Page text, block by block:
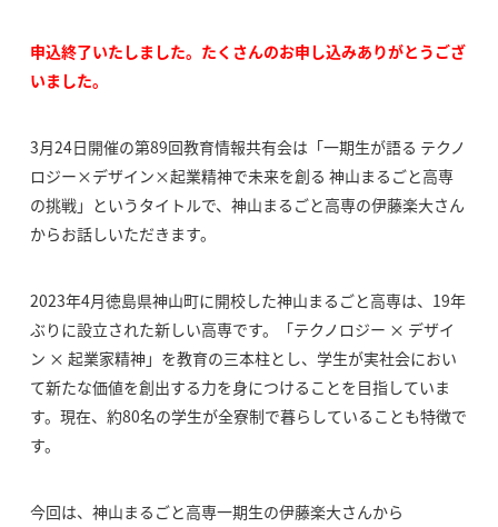
申込終了いたしました。たくさんのお申し込みありがとうござ
いました。
3月24日開催の第89回教育情報共有会は「一期生が語る テクノ
ロジー×デザイン×起業精神で未来を創る 神山まるごと高専
の挑戦」というタイトルで、神山まるごと高専の伊藤楽大さん
からお話しいただきます。
2023年4月徳島県神山町に開校した神山まるごと高専は、19年
ぶりに設立された新しい高専です。「テクノロジー × デザイ
ン × 起業家精神」を教育の三本柱とし、学生が実社会におい
て新たな価値を創出する力を身につけることを目指していま
す。現在、約80名の学生が全寮制で暮らしていることも特徴で
す。
今回は、神山まるごと高専一期生の伊藤楽大さんから